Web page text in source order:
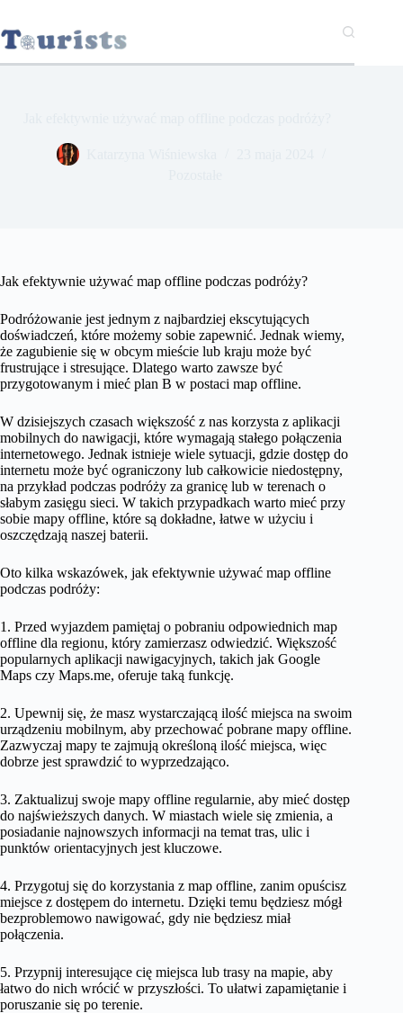
treści
Jak efektywnie używać map offline podczas podróży?
Podróżowanie jest jednym z najbardziej ekscytujących
doświadczeń, które możemy sobie zapewnić. Jednak wiemy,
że zagubienie się w obcym mieście lub kraju może być
frustrujące i stresujące. Dlatego warto zawsze być
przygotowanym i mieć plan B w postaci map offline.
W dzisiejszych czasach większość z nas korzysta z aplikacji
mobilnych do nawigacji, które wymagają stałego połączenia
internetowego. Jednak istnieje wiele sytuacji, gdzie dostęp do
internetu może być ograniczony lub całkowicie niedostępny,
na przykład podczas podróży za granicę lub w terenach o
słabym zasięgu sieci. W takich przypadkach warto mieć przy
sobie mapy offline, które są dokładne, łatwe w użyciu i
oszczędzają naszej baterii.
Oto kilka wskazówek, jak efektywnie używać map offline
podczas podróży:
1. Przed wyjazdem pamiętaj o pobraniu odpowiednich map
offline dla regionu, który zamierzasz odwiedzić. Większość
popularnych aplikacji nawigacyjnych, takich jak Google
Maps czy Maps.me, oferuje taką funkcję.
2. Upewnij się, że masz wystarczającą ilość miejsca na swoim
urządzeniu mobilnym, aby przechować pobrane mapy offline.
Zazwyczaj mapy te zajmują określoną ilość miejsca, więc
dobrze jest sprawdzić to wyprzedzająco.
3. Zaktualizuj swoje mapy offline regularnie, aby mieć dostęp
do najświeższych danych. W miastach wiele się zmienia, a
posiadanie najnowszych informacji na temat tras, ulic i
punktów orientacyjnych jest kluczowe.
4. Przygotuj się do korzystania z map offline, zanim opuścisz
miejsce z dostępem do internetu. Dzięki temu będziesz mógł
bezproblemowo nawigować, gdy nie będziesz miał
połączenia.
5. Przypnij interesujące cię miejsca lub trasy na mapie, aby
łatwo do nich wrócić w przyszłości. To ułatwi zapamiętanie i
poruszanie się po terenie.